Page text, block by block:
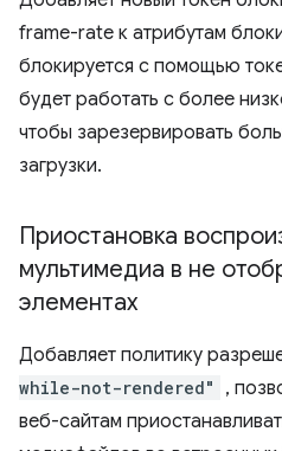
frame-rate к атрибутам
блокируется с помощью
будет работать с более
чтобы зарезервировать
загрузки.
Приостановка
мультимедиа в не
элементах
Добавляет политику
while-not-rendered"
,
веб-сайтам